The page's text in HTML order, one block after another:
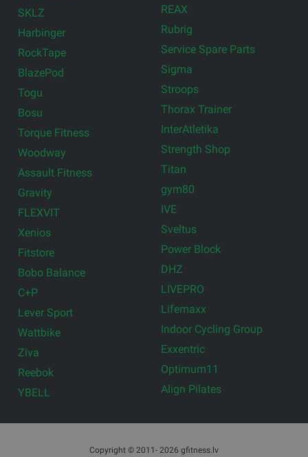
SKLZ
Harbinger
RockTape
BlazePod
Togu
Bosu
Torque Fitness
Woodway
Assault Fitness
Gravity
FLEXVIT
Xenios
Fitstore
Bobo Balance
C+P
Lever Sport
Wattbike
Ziva
Reebok
YBELL
REAX
Rubrig
Service Spare Parts
Sigma
Stroops
Thorax Trainer
InterAtletika
Strength Shop
Titan
gym80
IVE
Sveltus
Power Block
DHZ
LIVEPRO
Lifemaxx
Indoor Cycling Group
Exxentric
Optimum11
Align Pilates
Copyright © 2011- 2026 gfitness.lv